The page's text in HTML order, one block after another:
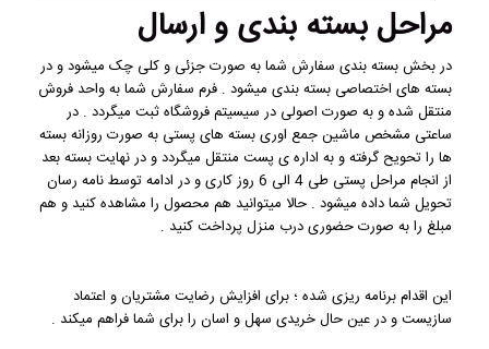
مراحل بسته بندی و ارسال
در بخش بسته بندی سفارش شما به صورت جزئی و کلی چک میشود و در
بسته های اختصاصی بسته بندی میشود . فرم سفارش شما به واحد فروش
منتقل شده و به صورت اصولی در سیسیتم فروشگاه ثبت میگردد . در
ساعتی مشخص ماشین جمع اوری بسته های پستی به صورت روزانه بسته
ها را تحویح گرفته و به اداره ی پست منتقل میگردد و در نهایت بسته بعد
از انجام مراحل پستی طی 4 الی 6 روز کاری و در ادامه توسط نامه رسان
تحویل شما داده میشود . حالا میتوانید هم محصول را مشاهده کنید و هم
مبلغ را به صورت حضوری درب منزل پرداخت کنید .
این اقدام برنامه ریزی شده ؛ برای افزایش رضایت مشتریان و اعتماد
سازیست و در عین حال خریدی سهل و اسان را برای شما فراهم میکند .